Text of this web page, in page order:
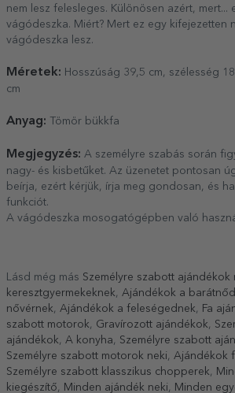
nem lesz felesleges. Különösen azért, mert...
vágódeszka. Miért? Mert ez egy kifejezetten
vágódeszka lesz.
Méretek: Hosszúság 39,5 cm, szélesség
cm
Anyag: Tömör bükkfa
Megjegyzés: A személyre szabás során
nagy- és kisbetűket. Az üzenetet pontosan
beírja, ezért kérjük, írja meg gondosan, és
funkciót.
A vágódeszka mosogatógépben való
Lásd még más Személyre szabott ajándékok
keresztgyermekeknek, Ajándékok a
nővérnek, Ajándékok a feleségednek, Fa
szabott motorok, Gravírozott ajándékok,
ajándékok, A konyha, Személyre szabott
Személyre szabott motorok neki, Ajándékok
Személyre szabott klasszikus chopperek,
kiegészítő, Minden ajándék neki, Minden